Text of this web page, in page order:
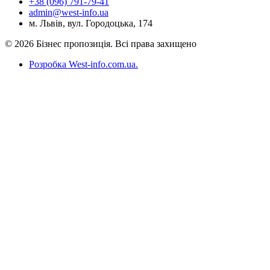
admin@west-info.ua
м. Львів, вул. Городоцька, 174
© 2026 Бізнес пропозиція. Всі права захищено
Розробка West-info.com.ua.